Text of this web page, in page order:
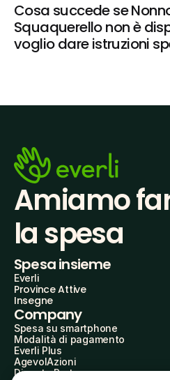
Cosa succede se
Squaquerello non è
voglio dare istruzioni
Amiamo
la spesa
Spesa insieme
Everli
Province Attive
Insegne
Company
Spesa su smartphone
Modalità di pagamento
Everli Plus
AgevolAzioni
Diventa Partner